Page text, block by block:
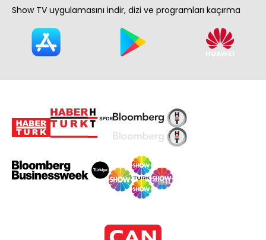
Show TV uygulamasını indir, dizi ve programları kaçırma